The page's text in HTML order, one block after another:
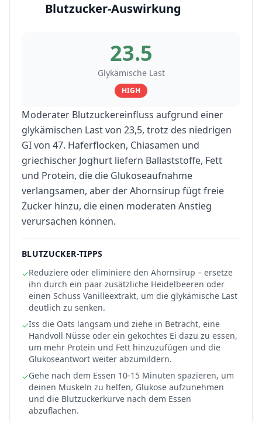
Blutzucker-Auswirkung
23.5
Glykämische Last
HIGH
Moderater Blutzuckereinfluss aufgrund einer
glykämischen Last von 23,5, trotz des niedrigen
GI von 47. Haferflocken, Chiasamen und
griechischer Joghurt liefern Ballaststoffe, Fett
und Protein, die die Glukoseaufnahme
verlangsamen, aber der Ahornsirup fügt freie
Zucker hinzu, die einen moderaten Anstieg
verursachen können.
BLUTZUCKER-TIPPS
✓Reduziere oder eliminiere den Ahornsirup – ersetze
ihn durch ein paar zusätzliche Heidelbeeren oder
einen Schuss Vanilleextrakt, um die glykämische Last
deutlich zu senken.
✓Iss die Oats langsam und ziehe in Betracht, eine
Handvoll Nüsse oder ein gekochtes Ei dazu zu essen,
um mehr Protein und Fett hinzuzufügen und die
Glukoseantwort weiter abzumildern.
✓Gehe nach dem Essen 10-15 Minuten spazieren, um
deinen Muskeln zu helfen, Glukose aufzunehmen
und die Blutzuckerkurve nach dem Essen
abzuflachen.